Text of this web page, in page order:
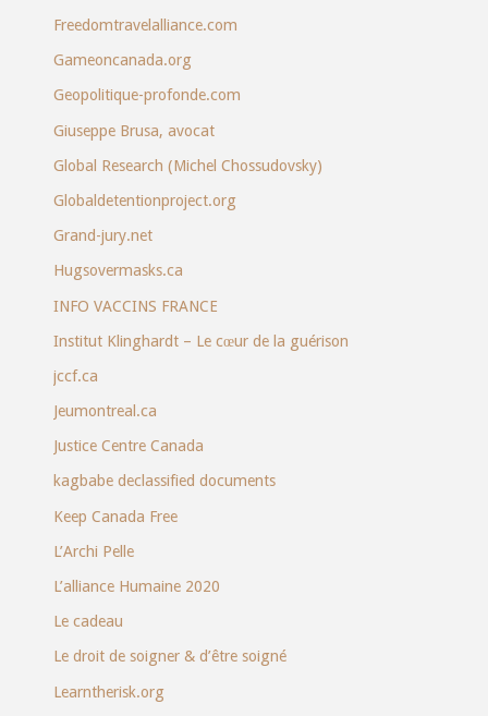
Freedomtravelalliance.com
Gameoncanada.org
Geopolitique-profonde.com
Giuseppe Brusa, avocat
Global Research (Michel Chossudovsky)
Globaldetentionproject.org
Grand-jury.net
Hugsovermasks.ca
INFO VACCINS FRANCE
Institut Klinghardt – Le cœur de la guérison
jccf.ca
Jeumontreal.ca
Justice Centre Canada
kagbabe declassified documents
Keep Canada Free
L’Archi Pelle
L’alliance Humaine 2020
Le cadeau
Le droit de soigner & d’être soigné
Learntherisk.org